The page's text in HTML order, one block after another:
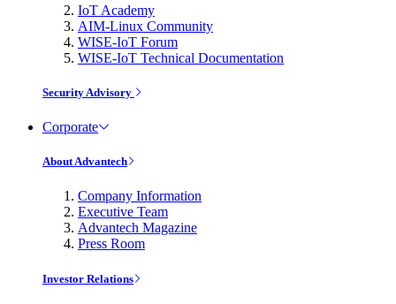
IoT Academy
AIM-Linux Community
WISE-IoT Forum
WISE-IoT Technical Documentation
Security Advisory
Corporate
About Advantech
Company Information
Executive Team
Advantech Magazine
Press Room
Investor Relations